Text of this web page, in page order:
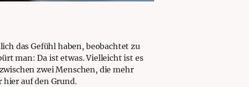
das Gefühl haben, beobachtet zu
man: Da ist etwas. Vielleicht ist es
zwei Menschen, die mehr
hier auf den Grund.